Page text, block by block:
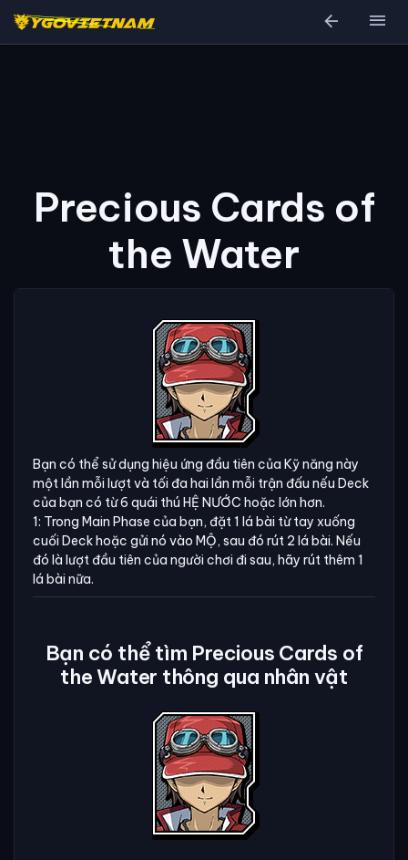
arrow_back menu
Precious Cards of
the Water
Bạn có thể sử dụng hiệu ứng đầu tiên của Kỹ năng này
một lần mỗi lượt và tối đa hai lần mỗi trận đấu nếu Deck
của bạn có từ 6 quái thú HỆ NƯỚC hoặc lớn hơn.
1: Trong Main Phase của bạn, đặt 1 lá bài từ tay xuống
cuối Deck hoặc gửi nó vào MỘ, sau đó rút 2 lá bài. Nếu
đó là lượt đầu tiên của người chơi đi sau, hãy rút thêm 1
lá bài nữa.
Bạn có thể tìm Precious Cards of
the Water thông qua nhân vật